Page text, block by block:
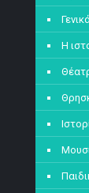
Η